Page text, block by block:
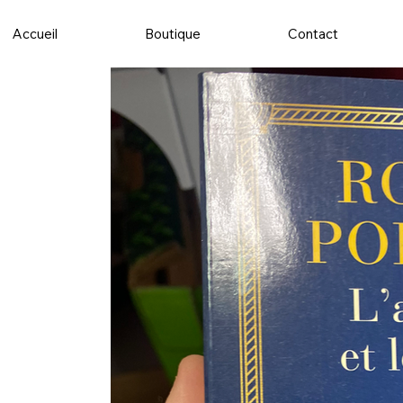
Accueil Boutique Contact